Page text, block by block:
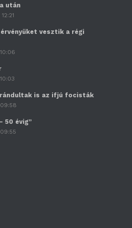
után
vesztik a régi
is az ifjú focisták
50 évig”